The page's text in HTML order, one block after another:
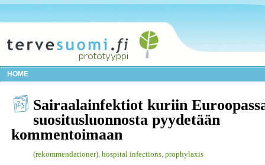
HOME
Sairaalainfektiot kuriin
suositusluonnosta pyydetään
kommentoimaan
(rekommendationer) hospital infections prophylaxis